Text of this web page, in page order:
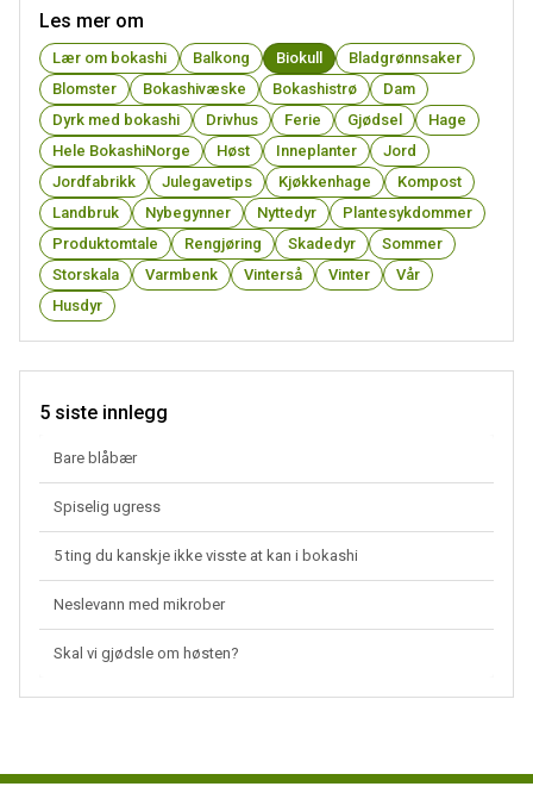
Les mer om
Lær om bokashi Balkong Biokull
Bladgrønnsaker
Blomster
Bokashivæske Bokashistrø
Dam
Dyrk med bokashi
Drivhus Ferie Gjødsel
Hage
Hele BokashiNorge
Høst Inneplanter
Jord
Jordfabrikk
Julegavetips Kjøkkenhage
Kompost
Landbruk
Nybegynner Nyttedyr
Plantesykdommer
Produktomtale
Rengjøring Skadedyr
Sommer
Storskala
Varmbenk Vinterså Vinter
Vår
Husdyr
5 siste innlegg
Bare blåbær
Spiselig ugress
5 ting du kanskje ikke visste at kan i bokashi
Neslevann med mikrober
Skal vi gjødsle om høsten?